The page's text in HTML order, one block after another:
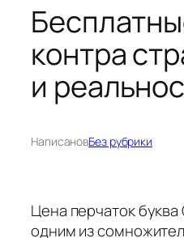
контра
и
НаписановБез рубрики
Цена перчаток буква
одним из